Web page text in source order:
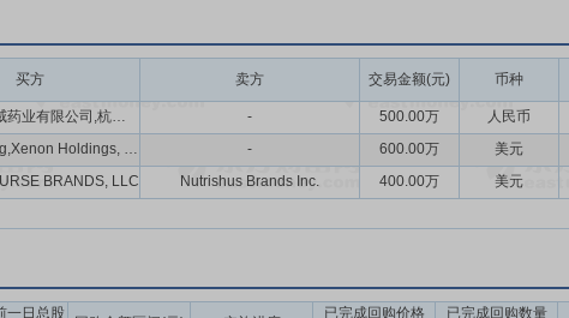
买方 卖方 交易金额(元) 币种
内蒙古金达威药业有限公司,杭州艾贝德生命科技研究院有限公司 - 500.00万 人民币
KUC Holding,Xenon Holdings, LLC,The Green Umbrella Nutrition, Inc. - 600.00万 美元
BRANDS, LLC Nutrishus Brands Inc. 400.00万 美元
一日总股 已完成回购价格 已完成回购数量